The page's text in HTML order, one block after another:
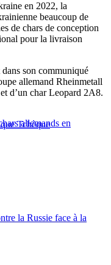
en 2022, la
beaucoup de
de chars de conception
pour la livraison
son communiqué
allemand Rheinmetall
d’un char Leopard 2A8.
allemands en
Tchèque
la Russie face à la